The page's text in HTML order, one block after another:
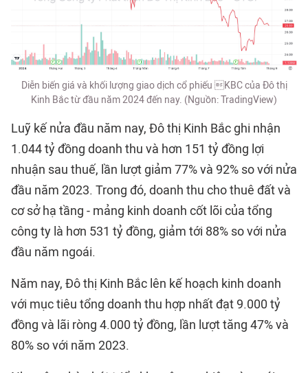
Diễn biến giá và khối lượng giao dịch cổ phiếu KBC của Đô thị
Kinh Bắc từ đầu năm 2024 đến nay. (Nguồn: TradingView)
Luỹ kế nửa đầu năm nay, Đô thị Kinh Bắc ghi nhận
1.044 tỷ đồng doanh thu và hơn 151 tỷ đồng lợi
nhuận sau thuế, lần lượt giảm 77% và 92% so với nửa
đầu năm 2023. Trong đó, doanh thu cho thuê đất và
cơ sở hạ tầng - mảng kinh doanh cốt lõi của tổng
công ty là hơn 531 tỷ đồng, giảm tới 88% so với nửa
đầu năm ngoái.
Năm nay, Đô thị Kinh Bắc lên kế hoạch kinh doanh
với mục tiêu tổng doanh thu hợp nhất đạt 9.000 tỷ
đồng và lãi ròng 4.000 tỷ đồng, lần lượt tăng 47% và
80% so với năm 2023.